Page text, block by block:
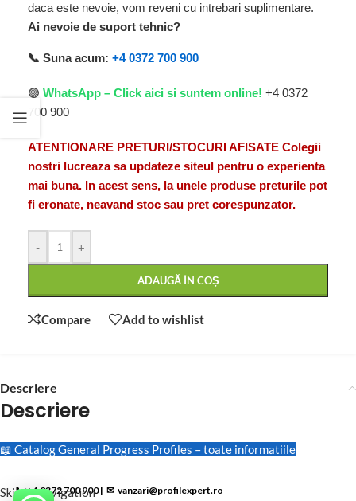
daca este nevoie, vom reveni cu intrebari suplimentare.
Ai nevoie de suport tehnic?
📞 Suna acum: +4 0372 700 900
🟢 WhatsApp – Click aici si suntem online! +4 0372
700 900
ATENTIONARE PRETURI/STOCURI AFISATE Colegii
nostri lucreaza sa updateze siteul pentru o experienta
mai buna. In acest sens, la unele produse preturile pot
fi eronate, neavand stoc sau pret corespunzator.
- +
ADAUGĂ ÎN COȘ
Compare Add to wishlist
Descriere
Descriere
📖 Catalog General Progress Profiles – toate informatiile